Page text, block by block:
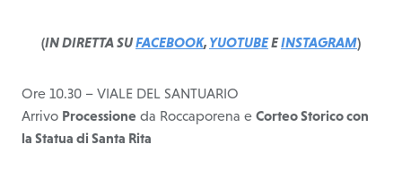
(IN DIRETTA SUFACEBOOK, YUOTUBEEINSTAGRAM)
Ore 10.30 – VIALE DEL SANTUARIO
Arrivo Processione da Roccaporena e Corteo Storico con
la Statua di Santa Rita